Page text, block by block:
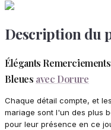
Description du
Élégants
Bleues avec Dorure
Chaque détail compte, et
mariage sont l'un des plus
pour leur présence en ce